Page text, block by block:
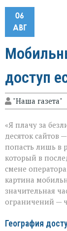
06
АВГ
доступ
"Наша газета"
«Я плачу за
десяток сайтов
попасть лишь в
который в
смене
картина
значительная
ограничений —
География